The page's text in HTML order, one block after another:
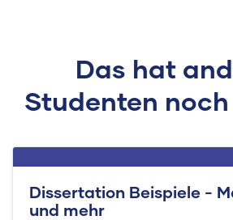
Das hat
Studenten
Dissertation Beispiele -
und mehr